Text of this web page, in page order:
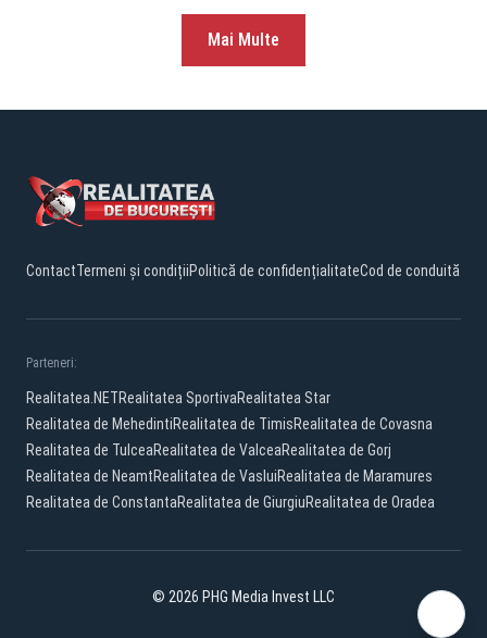
Mai Multe
ContactTermeni și condițiiPolitică de confidențialitateCod de conduită
Parteneri:
Realitatea.NETRealitatea SportivaRealitatea Star
Realitatea de MehedintiRealitatea de TimisRealitatea de Covasna
Realitatea de TulceaRealitatea de ValceaRealitatea de Gorj
Realitatea de NeamtRealitatea de VasluiRealitatea de Maramures
Realitatea de ConstantaRealitatea de GiurgiuRealitatea de Oradea
© 2026 PHG Media Invest LLC